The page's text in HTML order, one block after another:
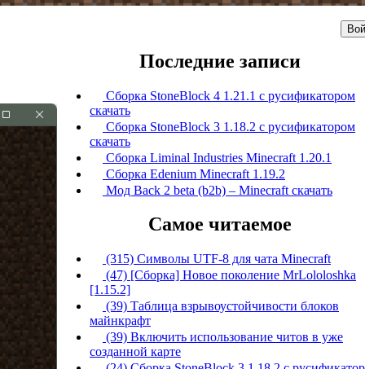
Последние записи
Сборка StoneBlock 4 1.21.1 с русификатором
скачать
Сборка StoneBlock 3 1.18.2 с русификатором
скачать
Сборка Liminal Industries Minecraft 1.20.1
Сборка Edenium Minecraft 1.19.2
Мод Back 2 beta (b2b) – Minecraft скачать
Самое читаемое
(315) Символы UTF-8 для чата Minecraft
(47) [Сборка] Новое поколение MrLololoshka
[1.15.2]
(39) Таблица взрывоустойчивости блоков
майнкрафт
(39) Включить использование читов в уже
созданной карте